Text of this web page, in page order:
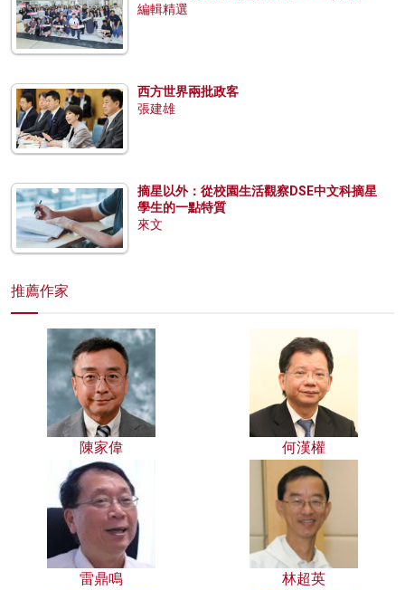
編輯精選
西方世界兩批政客
張建雄
摘星以外：從校園生活觀察DSE中文科摘星
學生的一點特質
來文
推薦作家
陳家偉 何漢權
雷鼎鳴 林超英